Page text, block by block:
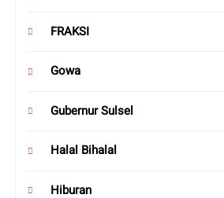
FRAKSI
Gowa
Gubernur Sulsel
Halal Bihalal
Hiburan